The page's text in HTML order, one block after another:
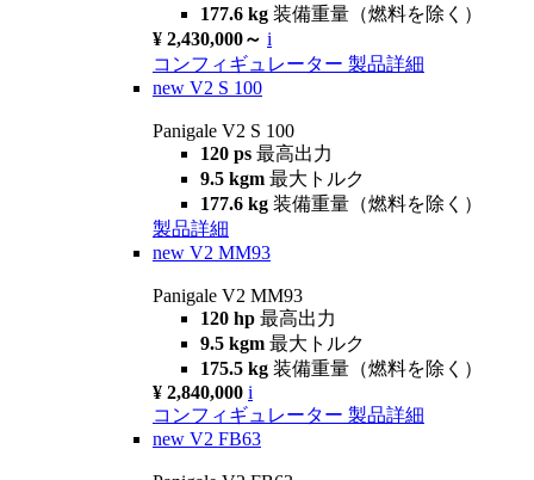
177.6 kg 装備重量（燃料を除く）
¥ 2,430,000～ i
コンフィギュレーター 製品詳細
new V2 S 100
Panigale V2 S 100
120 ps 最高出力
9.5 kgm 最大トルク
177.6 kg 装備重量（燃料を除く）
製品詳細
new V2 MM93
Panigale V2 MM93
120 hp 最高出力
9.5 kgm 最大トルク
175.5 kg 装備重量（燃料を除く）
¥ 2,840,000 i
コンフィギュレーター 製品詳細
new V2 FB63